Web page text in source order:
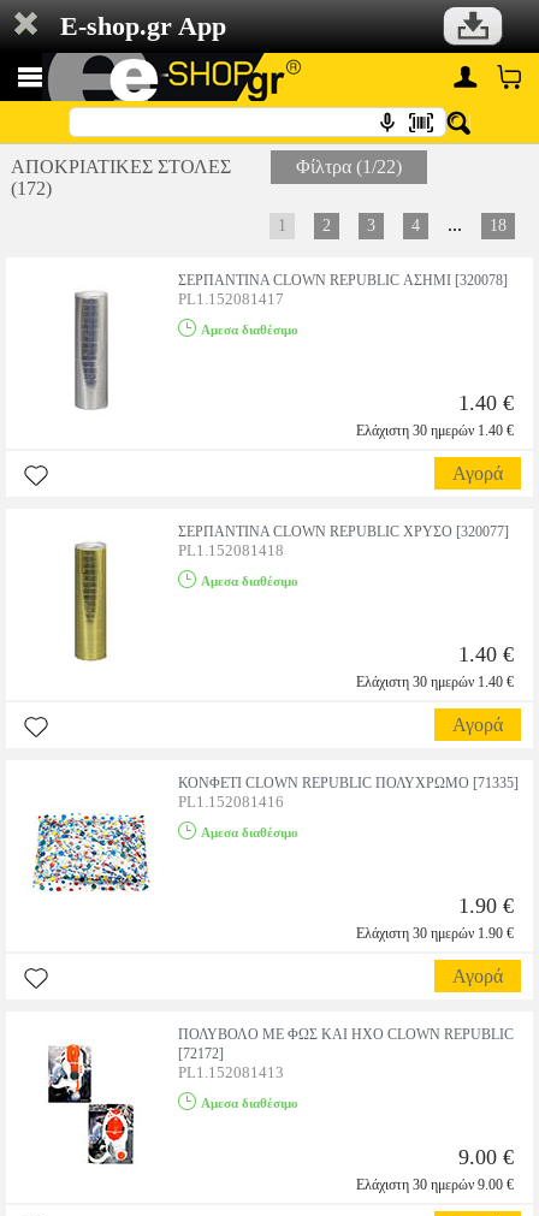
E-shop.gr App
ΑΠΟΚΡΙΑΤΙΚΕΣ ΣΤΟΛΕΣ
(172)
Φίλτρα (1/22)
1 2 3 4 ... 18
ΣΕΡΠΑΝΤΙΝΑ CLOWN REPUBLIC ΑΣΗΜΙ [320078]
PL1.152081417
Αμεσα διαθέσιμο
1.40 €
Ελάχιστη 30 ημερών 1.40 €
Αγορά
ΣΕΡΠΑΝΤΙΝΑ CLOWN REPUBLIC ΧΡΥΣΟ [320077]
PL1.152081418
Αμεσα διαθέσιμο
1.40 €
Ελάχιστη 30 ημερών 1.40 €
Αγορά
ΚΟΝΦΕΤΙ CLOWN REPUBLIC ΠΟΛΥΧΡΩΜΟ [71335]
PL1.152081416
Αμεσα διαθέσιμο
1.90 €
Ελάχιστη 30 ημερών 1.90 €
Αγορά
ΠΟΛΥΒΟΛΟ ΜΕ ΦΩΣ ΚΑΙ ΗΧΟ CLOWN REPUBLIC
[72172]
PL1.152081413
Αμεσα διαθέσιμο
9.00 €
Ελάχιστη 30 ημερών 9.00 €